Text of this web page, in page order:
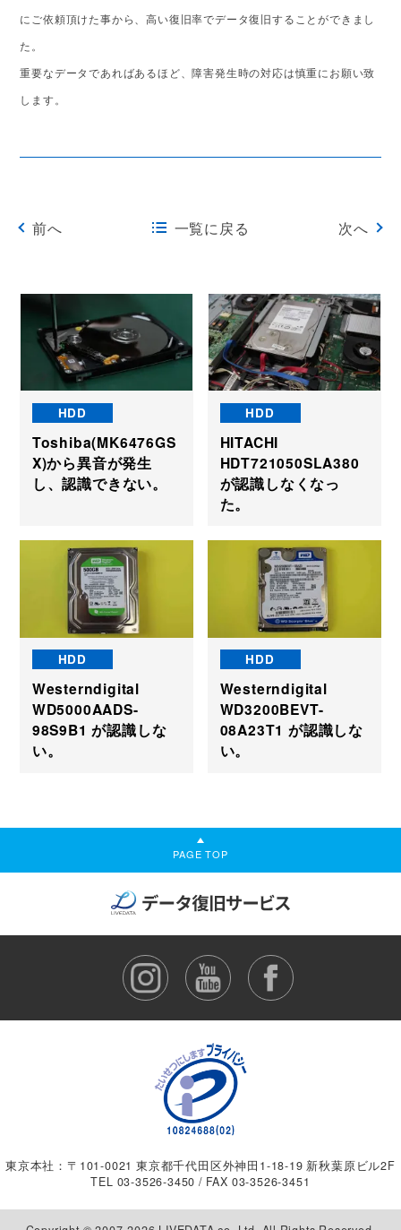
にご依頼頂けた事から、高い復旧率でデータ復旧することができまし
た。
重要なデータであればあるほど、障害発生時の対応は慎重にお願い致
します。
前へ 一覧に戻る 次へ
HDD
Toshiba(MK6476GS
X)から異音が発生
し、認識できない。
HDD
HITACHI
HDT721050SLA380
が認識しなくなっ
た。
HDD
Westerndigital
WD5000AADS-
98S9B1 が認識しな
い。
HDD
Westerndigital
WD3200BEVT-
08A23T1 が認識しな
い。
PAGE TOP
東京本社：〒101-0021 東京都千代田区外神田1-18-19 新秋葉原ビル2F
TEL 03-3526-3450 / FAX 03-3526-3451